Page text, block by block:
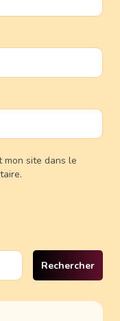
mon site dans le